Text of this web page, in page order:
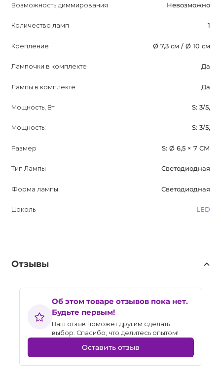
Возможность диммирования Невозможно
Количество ламп 1
Крепление Ø 7,3 см / Ø 10 см
Лампочки в комплекте Да
Лампы в комплекте Да
Мощность, Вт S: 3/5,
Мощность: S: 3/5,
Размер S: Ø 6,5 × 7 СМ
Тип Лампы Светодиодная
Форма лампы Светодиодная
Цоколь LED
Отзывы
Об этом товаре отзывов пока нет.
Будьте первым!
Ваш отзыв поможет другим сделать
выбор. Спасибо, что делитесь опытом!
Оставить отзыв